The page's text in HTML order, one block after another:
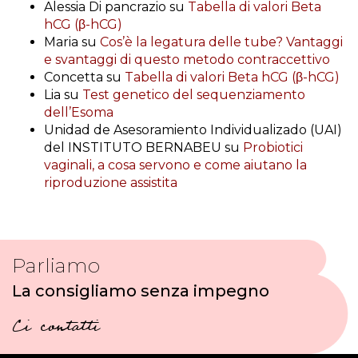
Alessia Di pancrazio su Tabella di valori Beta
hCG (β-hCG)
Maria su Cos’è la legatura delle tube? Vantaggi
e svantaggi di questo metodo contraccettivo
Concetta su Tabella di valori Beta hCG (β-hCG)
Lia su Test genetico del sequenziamento
dell’Esoma
Unidad de Asesoramiento Individualizado (UAI)
del INSTITUTO BERNABEU su Probiotici
vaginali, a cosa servono e come aiutano la
riproduzione assistita
Parliamo
La consigliamo senza impegno
Ci contatti